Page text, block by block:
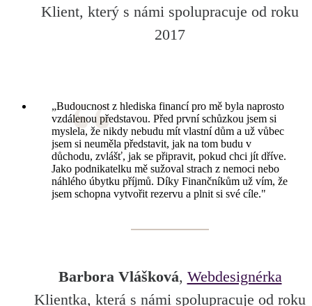
Klient, který s námi spolupracuje od roku
2017
„Budoucnost z hlediska financí pro mě byla naprosto
vzdálenou představou. Před první schůzkou jsem si
myslela, že nikdy nebudu mít vlastní dům a už vůbec
jsem si neuměla představit, jak na tom budu v
důchodu, zvlášť, jak se připravit, pokud chci jít dříve.
Jako podnikatelku mě sužoval strach z nemoci nebo
náhlého úbytku příjmů. Díky Finančníkům už vím, že
jsem schopna vytvořit rezervu a plnit si své cíle."
Barbora Vlášková, Webdesignérka
Klientka, která s námi spolupracuje od roku